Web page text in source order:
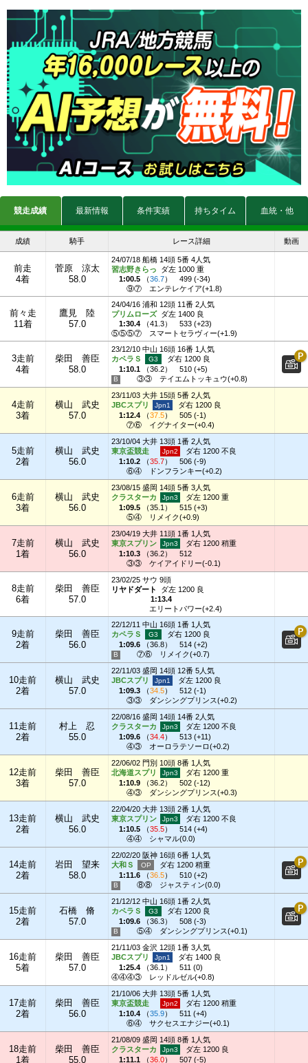
競走成績 最新情報 条件実績 持ちタイム 血統・他
成績 騎手 レース詳細 動画
前走
4着
菅原 涼太
58.0
24/07/18 船橋 14頭 5番 4人気
習志野きらっ
ダ左 1000 重
1:00.5 （36.7）
499 (-34)
⑨⑦
エンテレケイア(+1.8)
前々走
11着
鷹見 陸
57.0
24/04/16 浦和 12頭 11番 2人気
プリムローズ ダ左 1400 良
1:30.4 （41.3）
533 (+23)
⑤⑤⑤⑦
スマートセラヴィー(+1.9)
3走前
4着
柴田 善臣
58.0
23/12/10 中山 16頭 16番 1人気
カペラＳ
ダ右 1200 良
1:10.1 （36.2）
510 (+5)
③③
テイエムトッキュウ(+0.8)
4走前
3着
横山 武史
57.0
23/11/03 大井 15頭 5番 2人気
JBCスプリ
ダ右 1200 良
1:12.4 （37.5）
505 (-1)
⑦⑥
イグナイター(+0.4)
5走前
2着
横山 武史
56.0
23/10/04 大井 13頭 1番 2人気
東京盃競走
ダ右 1200 不良
1:10.2 （35.7）
506 (-9)
⑥④
ドンフランキー(+0.2)
6走前
3着
横山 武史
56.0
23/08/15 盛岡 14頭 5番 3人気
クラスターカ
ダ左 1200 重
1:09.5 （35.1 ）
515 (+3)
⑤④
リメイク(+0.9)
7走前
1着
横山 武史
56.0
23/04/19 大井 11頭 1番 1人気
東京スプリン
ダ右 1200 稍重
1:10.3 （36.2）
512
③③
ケイアイドリー(-0.1)
8走前
6着
柴田 善臣
57.0
23/02/25 サウ 9頭
リヤドダート
ダ左 1200 良
1:13.4
エリートパワー(+2.4)
9走前
2着
柴田 善臣
56.0
22/12/11 中山 16頭 1番 1人気
カペラＳ
ダ右 1200 良
1:09.6 （36.8）
514 (+2)
⑦⑥
リメイク(+0.7)
10走前
2着
横山 武史
57.0
22/11/03 盛岡 14頭 12番 5人気
JBCスプリ
ダ左 1200 良
1:09.3 （34.5）
512 (-1)
③③
ダンシングプリンス(+0.2)
11走前
2着
村上 忍
55.0
22/08/16 盛岡 14頭 14番 2人気
クラスターカ
ダ左 1200 不良
1:09.6 （34.4）
513 (+11)
④③
オーロラテソーロ(+0.2)
12走前
3着
柴田 善臣
57.0
22/06/02 門別 10頭 8番 1人気
北海道スプリ
ダ右 1200 重
1:10.9 （36.2）
502 (-12)
④③
ダンシングプリンス(+0.3)
13走前
2着
横山 武史
56.0
22/04/20 大井 13頭 2番 1人気
東京スプリン
ダ右 1200 不良
1:10.5 （35.5）
514 (+4)
④④
シャマル(0.0)
14走前
2着
岩田 望来
58.0
22/02/20 阪神 16頭 6番 1人気
大和Ｓ
ダ右 1200 稍重
1:11.6 （36.5）
510 (+2)
⑧⑧
ジャスティン(0.0)
15走前
2着
石橋 脩
57.0
21/12/12 中山 16頭 1番 2人気
カペラＳ
ダ右 1200 良
1:09.6 （36.3）
508 (-3)
⑤④
ダンシングプリンス(+0.1)
16走前
5着
柴田 善臣
57.0
21/11/03 金沢 12頭 1番 3人気
JBCスプリ
ダ右 1400 良
1:25.4 （36.1 ）
511 (0)
④④④③
レッドルゼル(+0.8)
17走前
2着
柴田 善臣
56.0
21/10/06 大井 13頭 5番 1人気
東京盃競走
ダ右 1200 稍重
1:10.4 （35.9）
511 (+4)
⑥④
サクセスエナジー(+0.1)
18走前
1着
柴田 善臣
55.0
21/08/09 盛岡 14頭 8番 1人気
クラスターカ
ダ左 1200 良
1:11.1 （36.0） 507 (-5)